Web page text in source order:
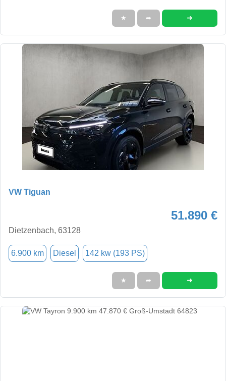
★ ➦ ➜
VW Tiguan
51.890 €
Dietzenbach, 63128
6.900 km Diesel 142 kw (193 PS)
★ ➦ ➜